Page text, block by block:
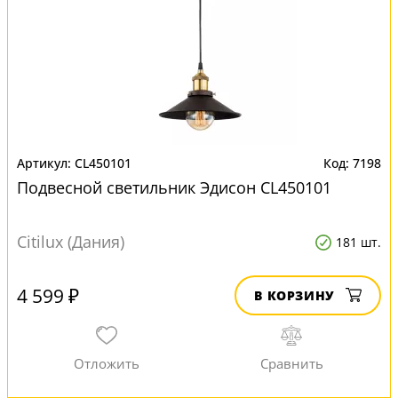
CL450101 7198
Подвесной светильник Эдисон CL450101
Citilux (Дания) 181 шт.
4 599 ₽ В КОРЗИНУ